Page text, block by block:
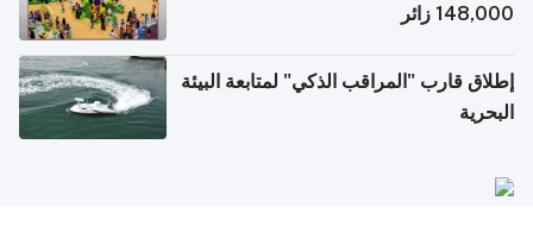
148,000 زائر
إطلاق قارب "المراقب الذكي" لمتابعة البيئة
البحرية